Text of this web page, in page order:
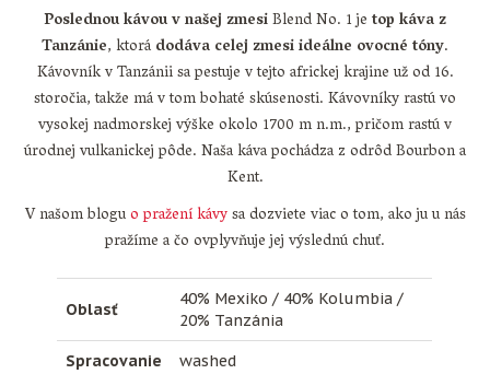
Poslednou kávou v našej zmesiBlend No. 1 jetop káva z
Tanzánie, ktorádodáva celej zmesi ideálne ovocné tóny.
Kávovník v Tanzánii sa pestuje v tejto africkej krajine už od 16.
storočia, takže má v tom bohaté skúsenosti. Kávovníky rastú vo
vysokej nadmorskej výške okolo 1700 m n.m., pričom rastú v
úrodnej vulkanickej pôde. Naša káva pochádza z odrôd Bourbon a
Kent.
V našom bloguo pražení kávysa dozviete viac o tom, ako ju u nás
pražíme a čo ovplyvňuje jej výslednú chuť.
Oblasť
40% Mexiko / 40% Kolumbia /
20% Tanzánia
Spracovanie washed